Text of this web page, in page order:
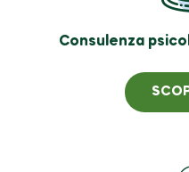
Consulenza